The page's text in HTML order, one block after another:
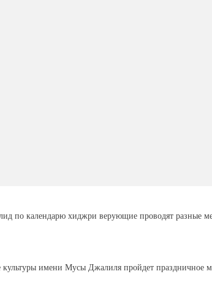
по календарю хиджри верующие проводят разные
культуры имени Мусы Джалиля пройдет праздничное